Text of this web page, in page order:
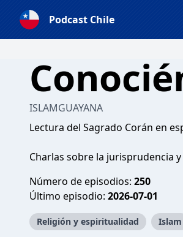
Podcast Chile
ISLAMGUAYANA
Lectura del Sagrado Corán en
Charlas sobre la jurisprudencia
Número de episodios: 250
Último episodio: 2026-07-01
Religión y espiritualidad Islam